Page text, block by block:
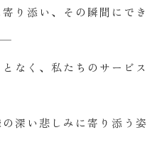
り添い、その瞬間にでき
なく、私たちのサービス
深い悲しみに寄り添う姿